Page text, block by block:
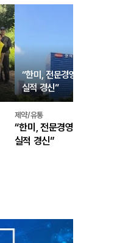
“한미, 전문경영인 체제 탄
실적 경신”
제약/유통
“한미, 전문경영인 체제 탄
실적 경신”